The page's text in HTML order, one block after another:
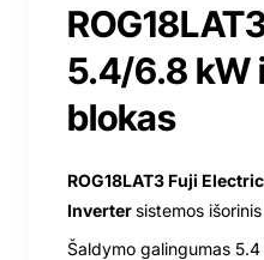
5.4/6.8 kW
blokas
ROG18LAT3 Fuji Electric
Inverter sistemos i
Šaldymo galingumas